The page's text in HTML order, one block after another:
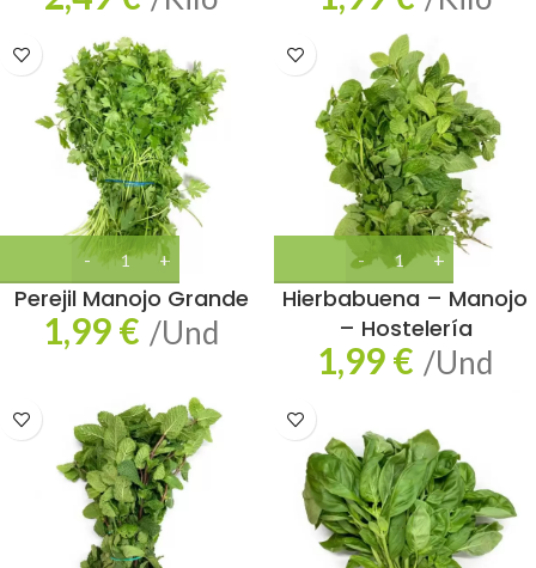
Perejil Manojo Grande
1,99€ /Und
Hierbabuena – Manojo
– Hostelería
1,99€ /Und